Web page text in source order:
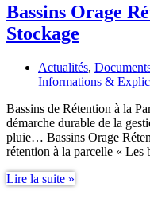
Bassins Orage
Stockage
Actualités,
Informations &
Bassins de Rétention à la
démarche durable de la
pluie… Bassins Orage
rétention à la parcelle «
Lire la suite »